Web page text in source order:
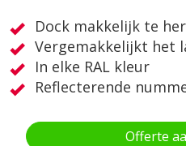
Dock makkelijk te
Vergemakkelijkt het
In elke RAL kleur
Reflecterende
Offerte